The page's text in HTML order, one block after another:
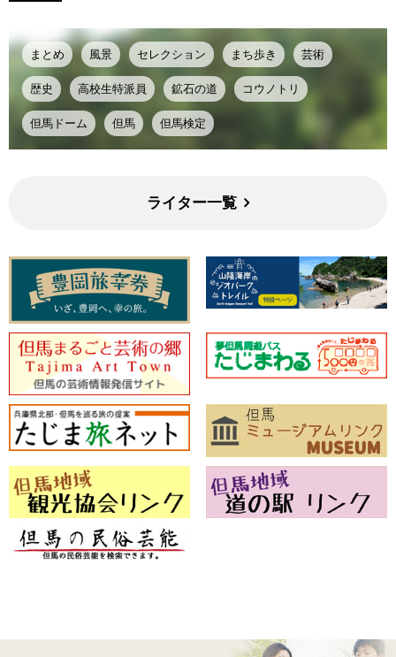
まとめ 風景 セレクション まち歩き 芸術
歴史 高校生特派員 鉱石の道 コウノトリ
但馬ドーム 但馬 但馬検定
ライター一覧